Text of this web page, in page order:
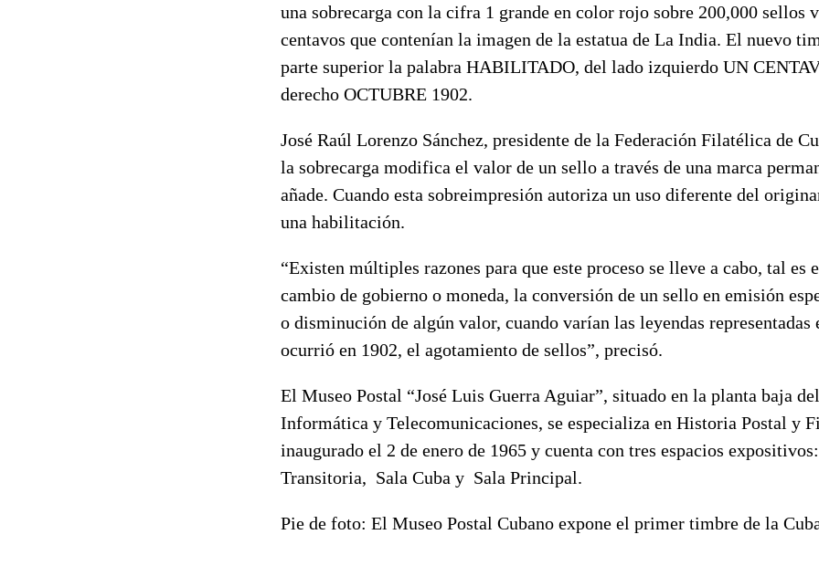
una sobrecarga con la cifra 1 grande en color rojo sobre 200,000 sellos
centavos que contenían la imagen de la estatua de La India. El nuevo
parte superior la palabra HABILITADO, del lado izquierdo UN
derecho OCTUBRE 1902.
José Raúl Lorenzo Sánchez, presidente de la Federación Filatélica de
la sobrecarga modifica el valor de un sello a través de una marca
añade. Cuando esta sobreimpresión autoriza un uso diferente del
una habilitación.
“Existen múltiples razones para que este proceso se lleve a cabo, tal es
cambio de gobierno o moneda, la conversión de un sello en emisión
o disminución de algún valor, cuando varían las leyendas representadas
ocurrió en 1902, el agotamiento de sellos”, precisó.
El Museo Postal “José Luis Guerra Aguiar”, situado en la planta baja
Informática y Telecomunicaciones, se especializa en Historia Postal y
inaugurado el 2 de enero de 1965 y cuenta con tres espacios
Transitoria, Sala Cuba y Sala Principal.
Pie de foto: El Museo Postal Cubano expone el primer timbre de la